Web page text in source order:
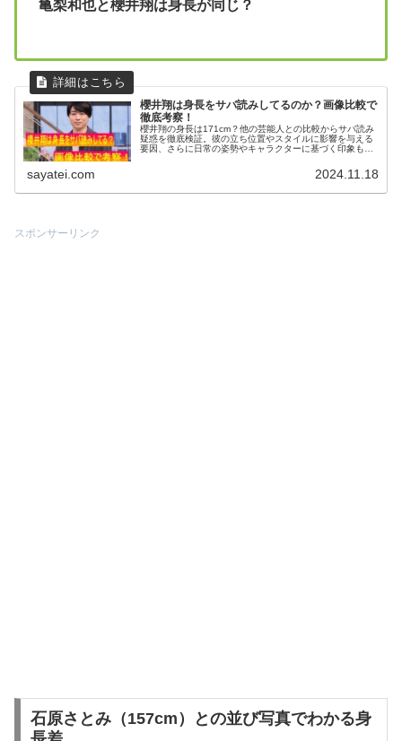
亀梨和也と櫻井翔は身長が同じ？
櫻井翔は身長をサバ読みしてるのか？画像比較で
徹底考察！
櫻井翔の身長は171cm？他の芸能人との比較からサバ読み
疑惑を徹底検証。彼の立ち位置やスタイルに影響を与える
要因、さらに日常の姿勢やキャラクターに基づく印象も深
sayatei.com 2024.11.18
スポンサーリンク
石原さとみ（157cm）との並び写真でわかる身